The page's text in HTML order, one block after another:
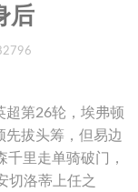
后
超第26轮，埃弗顿
先拔头筹，但易边
里走单骑破门，
切洛蒂上任之